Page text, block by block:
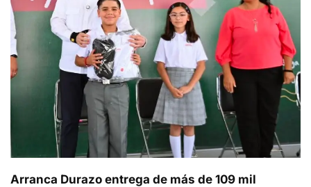
Arranca Durazo entrega de más de 109 mil